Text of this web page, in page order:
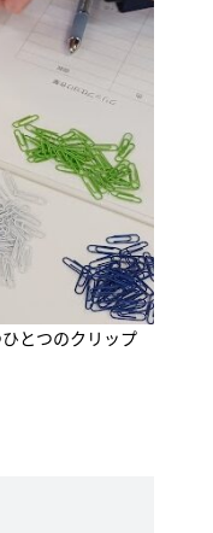
とつのクリップ